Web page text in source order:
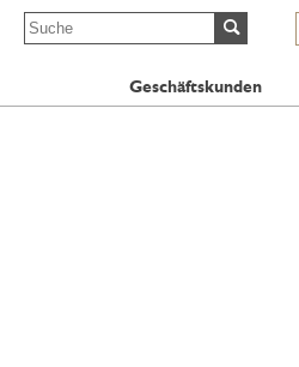
Geschäftskunden